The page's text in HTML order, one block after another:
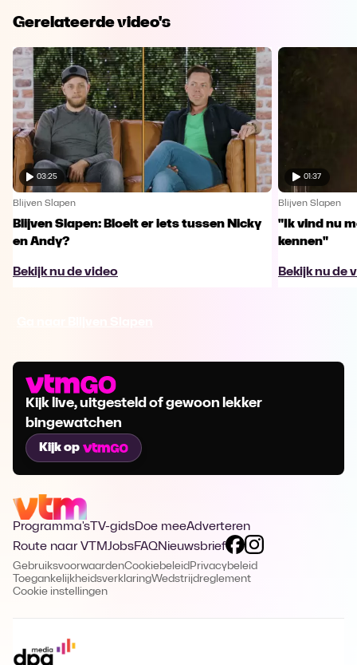
Gerelateerde video's
03:25
Blijven Slapen
Blijven Slapen: Bloeit er iets tussen Nicky
en Andy?
Bekijk nu de video
01:37
Blijven Slapen
"Ik vind nu
kennen"
Bekijk nu de
Kijk live, uitgesteld of gewoon lekker
bingewatchen
Kijk op
Programma's TV-gidsDoe meeAdverteren
Route naar VTMJobsFAQNieuwsbrief
GebruiksvoorwaardenCookiebeleid Privacybeleid
ToegankelijkheidsverklaringWedstrijdreglement
Cookie instellingen